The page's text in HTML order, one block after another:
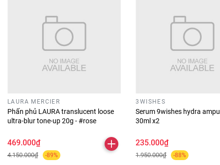
LAURA MERCIER
Phấn phủ LAURA translucent loose
ultra-blur tone-up 20g - #rose
469.000₫
4.150.000₫ -89%
3WISHES
Serum 9wishes hydra
30ml x2
235.000₫
1.950.000₫ -88%